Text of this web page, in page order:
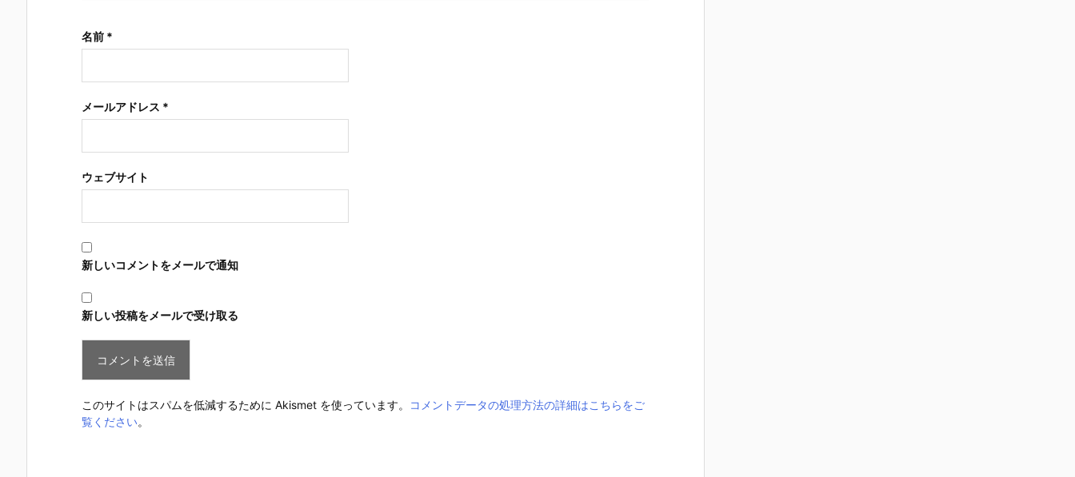
名前 *
メールアドレス *
ウェブサイト
新しいコメントをメールで通知
新しい投稿をメールで受け取る
このサイトはスパムを低減するために Akismet を使っています。
コメントデータの処理方法の詳細はこちらをご
覧ください。